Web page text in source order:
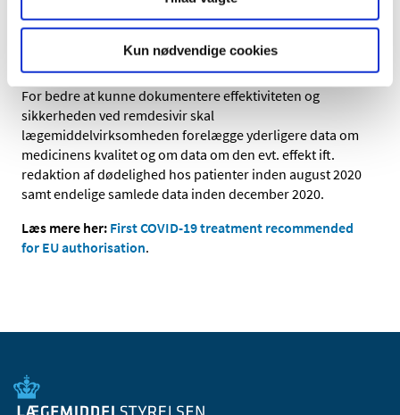
Kun nødvendige cookies
patienter med lungebetændelse, der havde behov for
supplerende ilt – dvs. patienter med svær COVID-19-
For bedre at kunne dokumentere effektiviteten og
sikkerheden ved remdesivir skal
lægemiddelvirksomheden forelægge yderligere data om
medicinens kvalitet og om data om den evt. effekt ift.
redaktion af dødelighed hos patienter inden august 2020
samt endelige samlede data inden december 2020.
Læs mere her: First COVID-19 treatment recommended
for EU authorisation.